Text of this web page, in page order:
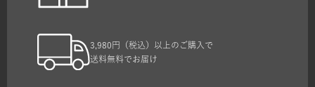
3,980円（税込）以上のご購入で
送料無料でお届け